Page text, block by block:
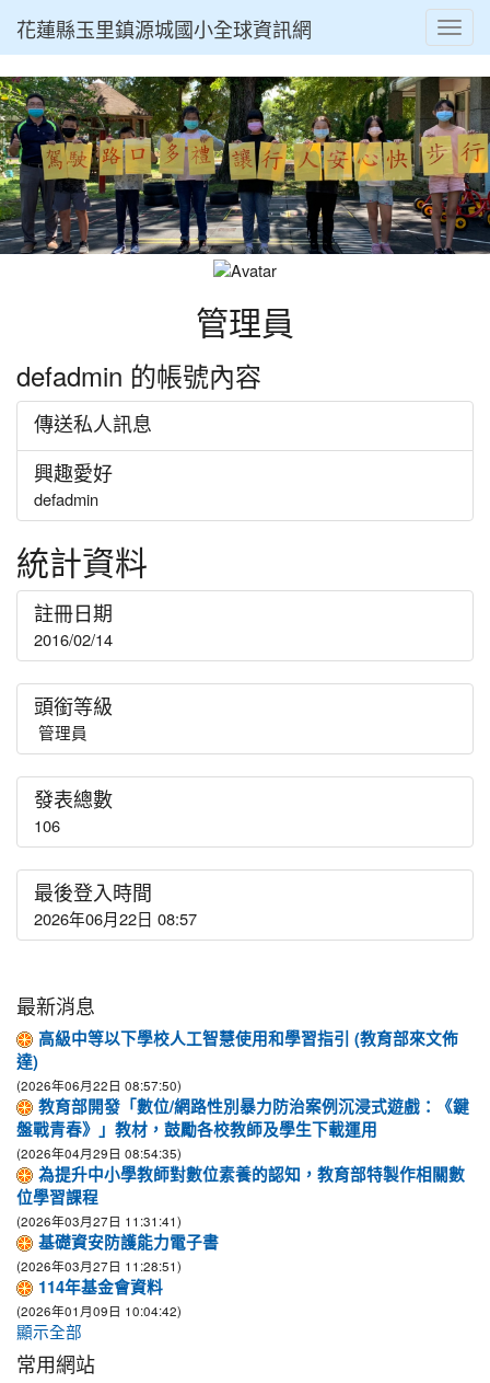
花蓮縣玉里鎮源城國小全球資訊網
管理員
defadmin 的帳號內容
傳送私人訊息
興趣愛好
defadmin
統計資料
註冊日期
2016/02/14
頭銜等級
管理員
發表總數
106
最後登入時間
2026年06月22日 08:57
最新消息
高級中等以下學校人工智慧使用和學習指引 (教育部來文佈
達)
(2026年06月22日 08:57:50)
教育部開發「數位/網路性別暴力防治案例沉浸式遊戲：《鍵
盤戰青春》」教材，鼓勵各校教師及學生下載運用
(2026年04月29日 08:54:35)
為提升中小學教師對數位素養的認知，教育部特製作相關數
位學習課程
(2026年03月27日 11:31:41)
基礎資安防護能力電子書
(2026年03月27日 11:28:51)
114年基金會資料
(2026年01月09日 10:04:42)
顯示全部
常用網站